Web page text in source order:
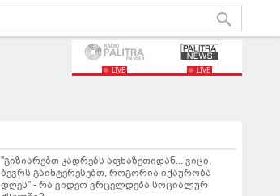
LIVE LIVE
"გიზიარებთ კადრებს აფხაზეთიდან... ვიცი,
ბევრს გაინტერესებთ, როგორია იქაურობა
დღეს" - რა ვიდეო ვრცელდება სოციალურ